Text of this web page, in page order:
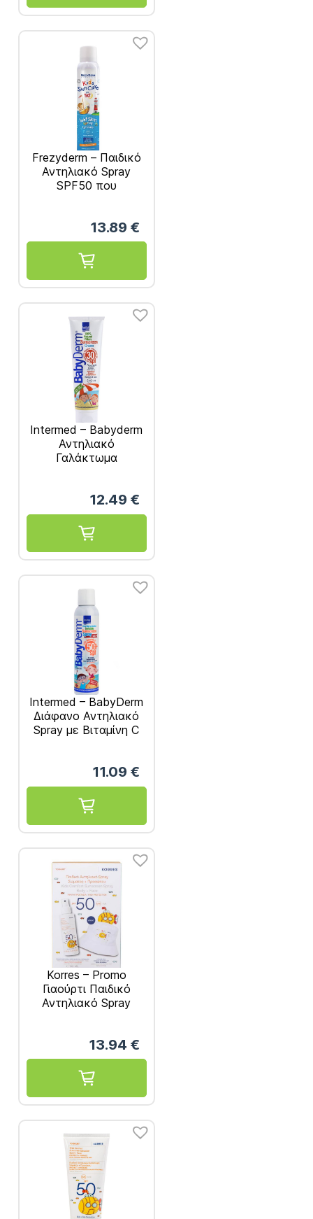
Frezyderm – Παιδικό
Αντηλιακό Spray
SPF50 που
200ml13.89 €
Intermed – Babyderm
Αντηλιακό
Γαλάκτωμα
300ml12.49 €
Intermed – BabyDerm
Διάφανο Αντηλιακό
Spray με Βιταμίνη C
11.09 €
Korres – Promo
Γιαούρτι Παιδικό
Αντηλιακό Spray
150ml & Καπέλο
13.94 €